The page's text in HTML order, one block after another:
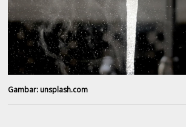
Gambar: unsplash.com